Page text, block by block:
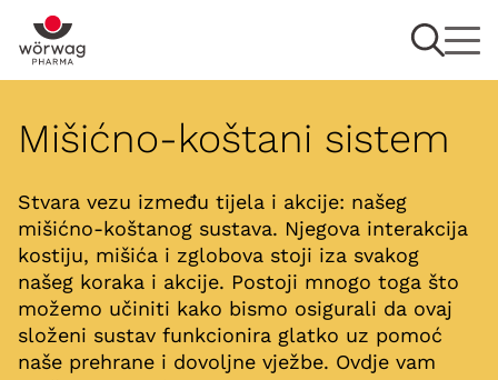
Mišićno-koštani sistem
Stvara vezu između tijela i akcije: našeg
mišićno-koštanog sustava. Njegova interakcija
kostiju, mišića i zglobova stoji iza svakog
našeg koraka i akcije. Postoji mnogo toga što
možemo učiniti kako bismo osigurali da ovaj
složeni sustav funkcionira glatko uz pomoć
naše prehrane i dovoljne vježbe. Ovdje vam